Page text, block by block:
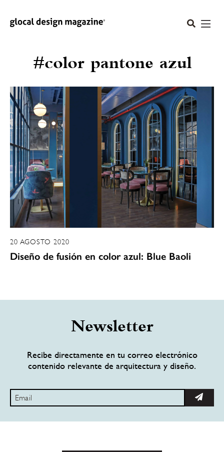
#color pantone azul
20 AGOSTO 2020
Diseño de fusión en color azul: Blue Baoli
Newsletter
Recibe directamente en tu correo electrónico
contenido relevante de arquitectura y diseño.